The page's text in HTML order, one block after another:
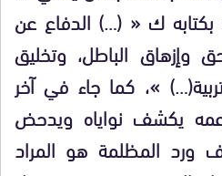
ك « (…) الدفاع عن
وإزهاق الباطل، وتخليق
»، كما جاء في آخر
يكشف نواياه ويدحض
ورد المظلمة هو المراد